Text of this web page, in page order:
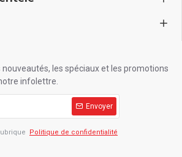
nouveautés, les spéciaux et les promotions
infolettre.
Envoyer
Politique de confidentialité